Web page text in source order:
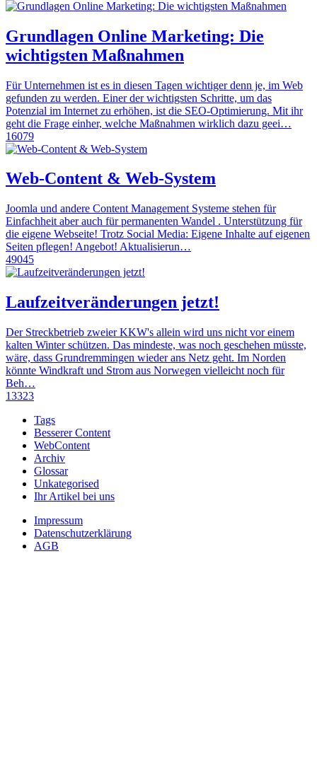
Grundlagen Online Marketing: Die
wichtigsten Maßnahmen
Für Unternehmen ist es in diesen Tagen wichtiger denn je, im Web
gefunden zu werden. Einer der wichtigsten Schritte, um das
Potenzial im Internet zu erhöhen, ist die SEO-Optimierung. Mit ihr
geht die Frage einher, welche Maßnahmen wirklich dazu geei…
16079
Web-Content & Web-System
Joomla und andere Content Management Systeme stehen für
Einfachheit aber auch für permanenten Wandel . Unterstützung für
die eigene Webseite! Trotz Social Media: Eigene Inhalte auf eigenen
Seiten pflegen! Angebot! Aktualisierun…
49045
Laufzeitveränderungen jetzt!
Der Streckbetrieb zweier KKW's allein wird uns nicht vor einem
kalten Winter schützen. Das mindeste, was noch geschehen müsste,
wäre, dass Grundremmingen wieder ans Netz geht. Im Norden
könnte Windkraft und Strom aus Norwegen vielleicht noch für
Beh…
13323
Tags
Besserer Content
WebContent
Archiv
Glossar
Unkategorised
Ihr Artikel bei uns
Impressum
Datenschutzerklärung
AGB